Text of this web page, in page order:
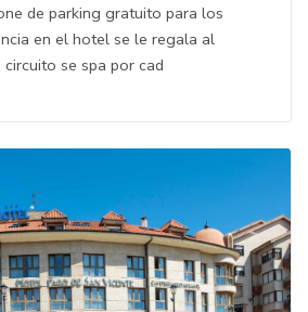
de parking gratuito para los
en el hotel se le regala al
se spa por cad